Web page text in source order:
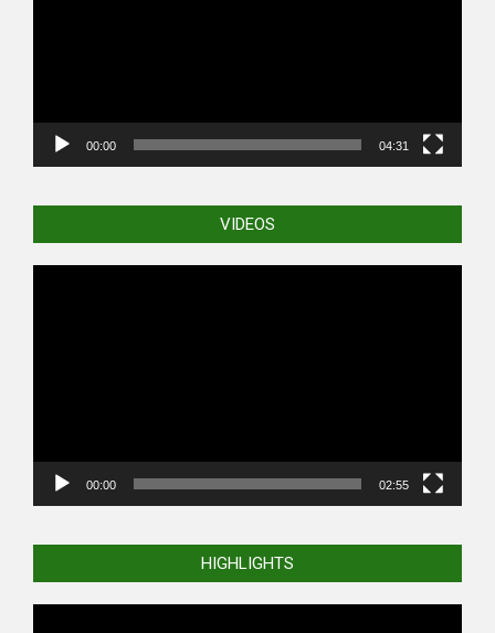
00:00 04:31
VIDEOS
00:00 02:55
HIGHLIGHTS